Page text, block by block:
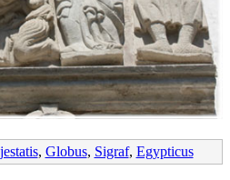
, Globus, Sigraf, Egypticus